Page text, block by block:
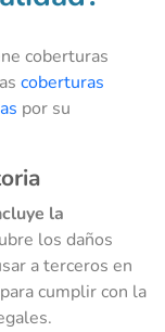
coberturas
coberturas
por su
la
los daños
a terceros en
cumplir con la